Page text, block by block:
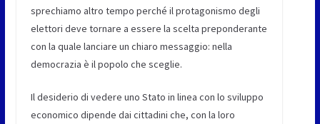
sprechiamo altro tempo perché il protagonismo degli
elettori deve tornare a essere la scelta preponderante
con la quale lanciare un chiaro messaggio: nella
democrazia è il popolo che sceglie.
Il desiderio di vedere uno Stato in linea con lo sviluppo
economico dipende dai cittadini che, con la loro